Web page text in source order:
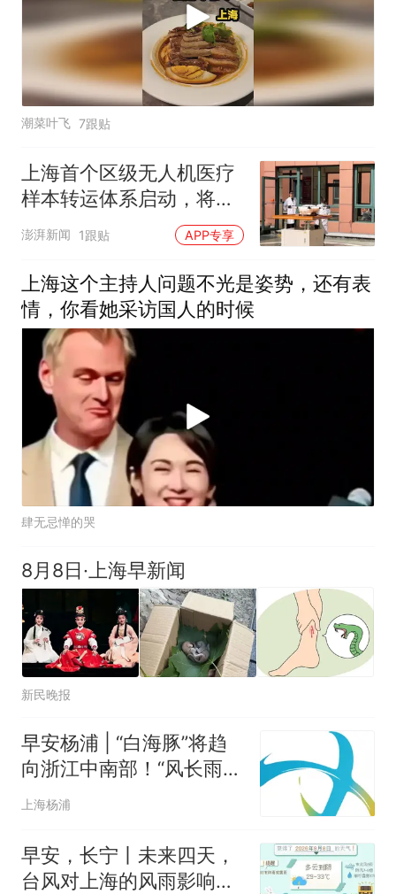
潮菜叶飞 7跟贴
上海首个区级无人机医疗
样本转运体系启动，将提
升基层医疗服务便利性
澎湃新闻 1跟贴 APP专享
上海这个主持人问题不光是姿势，还有表
情，你看她采访国人的时候
肆无忌惮的哭
8月8日·上海早新闻
新民晚报
早安杨浦 | “白海豚”将趋
向浙江中南部！“风长雨
强”对上海的影响可能长达
上海杨浦
早安，长宁丨未来四天，
台风对上海的风雨影响都